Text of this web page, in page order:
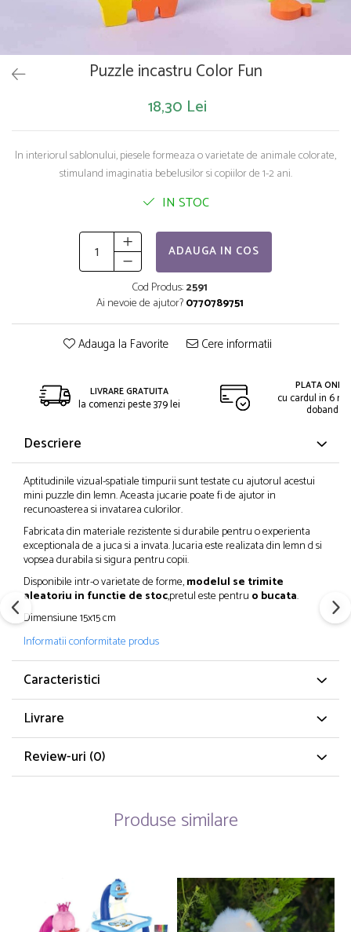
Trenulete si masinute
Puzzle incastru Color Fun
18,30 Lei
In interiorul sablonului, piesele formeaza o varietate de animale colorate,
stimuland imaginatia bebelusilor si copiilor de 1-2 ani.
IN STOC
ADAUGA IN COS
Cod Produs:2591
Ai nevoie de ajutor?0770789751
Adauga la Favorite Cere informatii
LIVRARE GRATUITA
la comenzi peste 379 lei
PLATA
cu cardul in 6
dobanda
Descriere
Aptitudinile vizual-spatiale timpurii sunt testate cu ajutorul acestui
mini puzzle din lemn. Aceasta jucarie poate fi de ajutor in
recunoasterea si invatarea culorilor.
Fabricata din materiale rezistente si durabile pentru o experienta
exceptionala de a juca si a invata. Jucaria este realizata din lemn d si
vopsea durabila si sigura pentru copii.
Disponibile intr-o varietate de forme,modelul se trimite
aleatoriu in functie de stoc,pretul este pentru o bucata.
Dimensiune 15x15 cm
Informatii conformitate produs
Caracteristici
Livrare
Review-uri (0)
Produse similare